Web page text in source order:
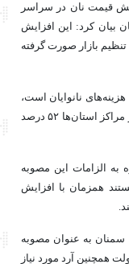
قیمت نان در سراسر
بیان کرد: این افزایش
بازار صورت گرفته
نانوایان است،
افزود: طبق مصوبه ستاد تنظیم بازار کشور نان در مراکز استان‌ها ۵۲ درصد
به الزامات این مصوبه
همزمان با افزایش
سمنان به عنوان مصوبه
همچنین آرد مورد نیاز